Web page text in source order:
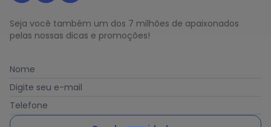
Seja você também um dos 7 milhões de apaixonados
pelas nossas dicas e promoções!
Nome
Digite seu e-mail
Telefone